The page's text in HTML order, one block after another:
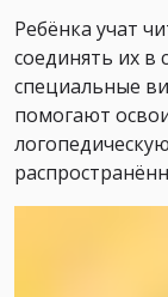
Ребёнка учат
соединять их в
специальные
помогают